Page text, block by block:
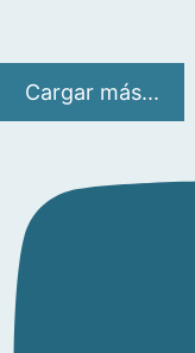
Cargar más...